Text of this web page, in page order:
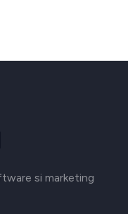
si marketing